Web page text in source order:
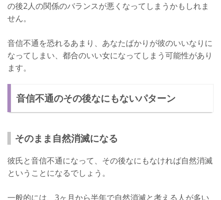
の後2人の関係のバランスが悪くなってしまうかもしれま
せん。
音信不通を恐れるあまり、あなたばかりが彼のいいなりに
なってしまい、都合のいい女になってしまう可能性があり
ます。
音信不通のその後なにもないパターン
そのまま自然消滅になる
彼氏と音信不通になって、その後なにもなければ自然消滅
ということになるでしょう。
一般的には、3ヶ月から半年で自然消滅と考える人が多い